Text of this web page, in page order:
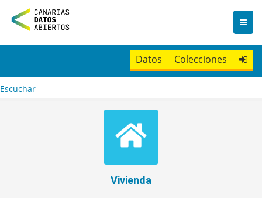
n
t
Datos Colecciones
Escuchar
Vivienda